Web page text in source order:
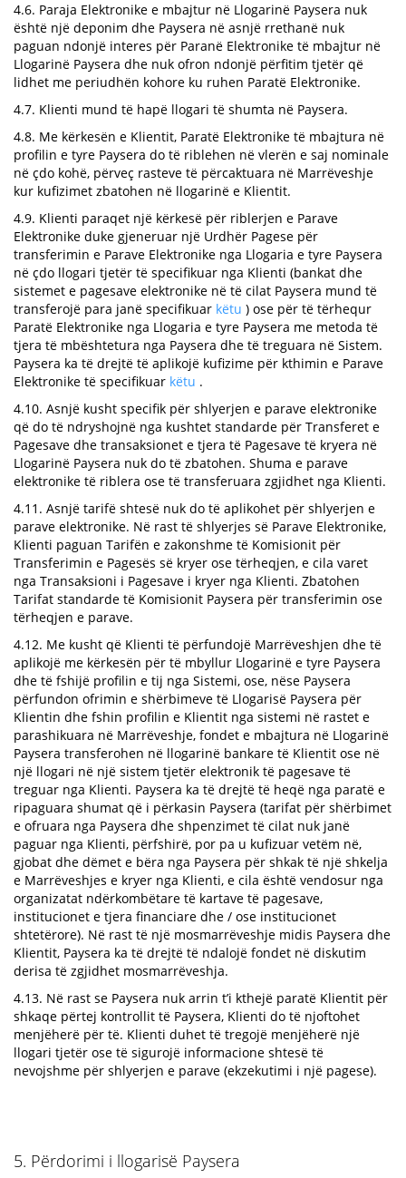
4.6. Paraja Elektronike e mbajtur në Llogarinë Paysera nuk
është një deponim dhe Paysera në asnjë rrethanë nuk
paguan ndonjë interes për Paranë Elektronike të mbajtur në
Llogarinë Paysera dhe nuk ofron ndonjë përfitim tjetër që
lidhet me periudhën kohore ku ruhen Paratë Elektronike.
4.7. Klienti mund të hapë llogari të shumta në Paysera.
4.8. Me kërkesën e Klientit, Paratë Elektronike të mbajtura në
profilin e tyre Paysera do të riblehen në vlerën e saj nominale
në çdo kohë, përveç rasteve të përcaktuara në Marrëveshje
kur kufizimet zbatohen në llogarinë e Klientit.
4.9. Klienti paraqet një kërkesë për riblerjen e Parave
Elektronike duke gjeneruar një Urdhër Pagese për
transferimin e Parave Elektronike nga Llogaria e tyre Paysera
në çdo llogari tjetër të specifikuar nga Klienti (bankat dhe
sistemet e pagesave elektronike në të cilat Paysera mund të
transferojë para janë specifikuar këtu ) ose për të tërhequr
Paratë Elektronike nga Llogaria e tyre Paysera me metoda të
tjera të mbështetura nga Paysera dhe të treguara në Sistem.
Paysera ka të drejtë të aplikojë kufizime për kthimin e Parave
Elektronike të specifikuar këtu .
4.10. Asnjë kusht specifik për shlyerjen e parave elektronike
që do të ndryshojnë nga kushtet standarde për Transferet e
Pagesave dhe transaksionet e tjera të Pagesave të kryera në
Llogarinë Paysera nuk do të zbatohen. Shuma e parave
elektronike të riblera ose të transferuara zgjidhet nga Klienti.
4.11. Asnjë tarifë shtesë nuk do të aplikohet për shlyerjen e
parave elektronike. Në rast të shlyerjes së Parave Elektronike,
Klienti paguan Tarifën e zakonshme të Komisionit për
Transferimin e Pagesës së kryer ose tërheqjen, e cila varet
nga Transaksioni i Pagesave i kryer nga Klienti. Zbatohen
Tarifat standarde të Komisionit Paysera për transferimin ose
tërheqjen e parave.
4.12. Me kusht që Klienti të përfundojë Marrëveshjen dhe të
aplikojë me kërkesën për të mbyllur Llogarinë e tyre Paysera
dhe të fshijë profilin e tij nga Sistemi, ose, nëse Paysera
përfundon ofrimin e shërbimeve të Llogarisë Paysera për
Klientin dhe fshin profilin e Klientit nga sistemi në rastet e
parashikuara në Marrëveshje, fondet e mbajtura në Llogarinë
Paysera transferohen në llogarinë bankare të Klientit ose në
një llogari në një sistem tjetër elektronik të pagesave të
treguar nga Klienti. Paysera ka të drejtë të heqë nga paratë e
ripaguara shumat që i përkasin Paysera (tarifat për shërbimet
e ofruara nga Paysera dhe shpenzimet të cilat nuk janë
paguar nga Klienti, përfshirë, por pa u kufizuar vetëm në,
gjobat dhe dëmet e bëra nga Paysera për shkak të një shkelja
e Marrëveshjes e kryer nga Klienti, e cila është vendosur nga
organizatat ndërkombëtare të kartave të pagesave,
institucionet e tjera financiare dhe / ose institucionet
shtetërore). Në rast të një mosmarrëveshje midis Paysera dhe
Klientit, Paysera ka të drejtë të ndalojë fondet në diskutim
derisa të zgjidhet mosmarrëveshja.
4.13. Në rast se Paysera nuk arrin t’i kthejë paratë Klientit për
shkaqe përtej kontrollit të Paysera, Klienti do të njoftohet
menjëherë për të. Klienti duhet të tregojë menjëherë një
llogari tjetër ose të sigurojë informacione shtesë të
nevojshme për shlyerjen e parave (ekzekutimi i një pagese).
5. Përdorimi i llogarisë Paysera